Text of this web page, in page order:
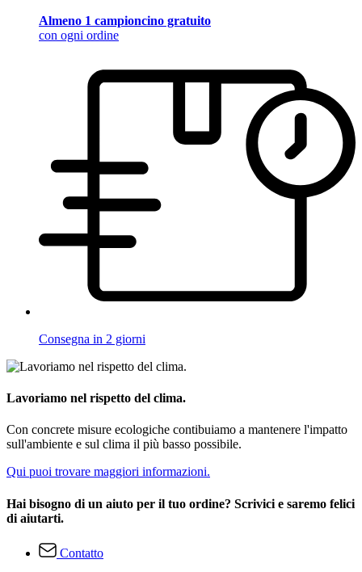
Almeno 1 campioncino gratuito
con ogni ordine
Consegna in 2 giorni
Lavoriamo nel rispetto del clima.
Con concrete misure ecologiche contibuiamo a mantenere l'impatto
sull'ambiente e sul clima il più basso possibile.
Qui puoi trovare maggiori informazioni.
Hai bisogno di un aiuto per il tuo ordine? Scrivici e saremo felici
di aiutarti.
Contatto